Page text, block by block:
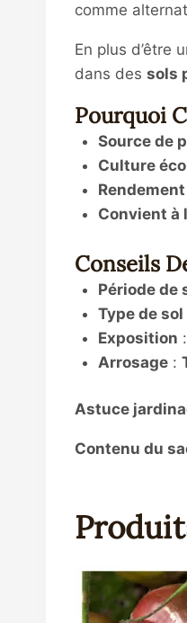
comme
En plus d’être
dans des sols
Pourquoi
Source de
Culture
Convient à
Conseils
Période de
Type de sol
Exposition :
Arrosage:
Astuce
Contenu du